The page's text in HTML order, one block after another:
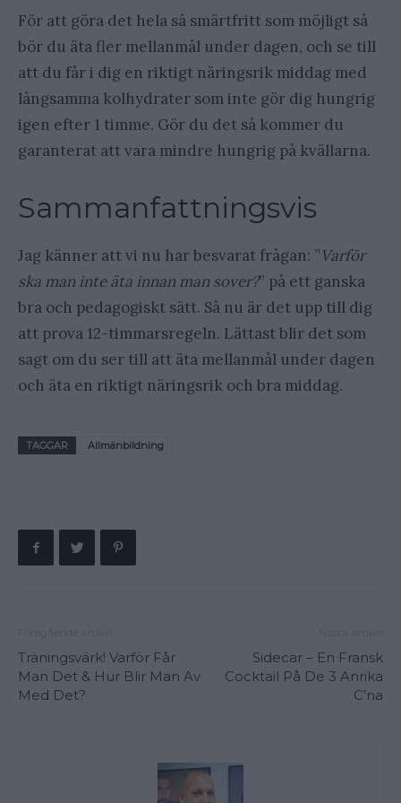
För att göra det hela så smärtfritt som möjligt så
bör du äta fler mellanmål under dagen, och se till
att du får i dig en riktigt näringsrik middag med
långsamma kolhydrater som inte gör dig hungrig
igen efter 1 timme. Gör du det så kommer du
garanterat att vara mindre hungrig på kvällarna.
Sammanfattningsvis
Jag känner att vi nu har besvarat frågan: ”Varför
ska man inte äta innan man sover?” på ett ganska
bra och pedagogiskt sätt. Så nu är det upp till dig
att prova 12-timmarsregeln. Lättast blir det som
sagt om du ser till att äta mellanmål under dagen
och äta en riktigt näringsrik och bra middag.
TAGGAR Allmänbildning
Träningsvärk! Varför Får
Man Det & Hur Blir Man Av
Med Det?
Sidecar – En Fransk
Cocktail På De 3 Anrika
C’na